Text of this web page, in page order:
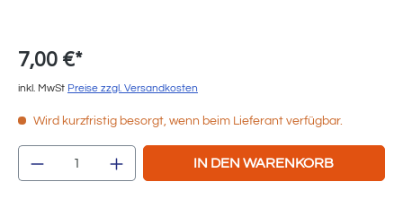
7,00 €*
inkl. MwSt Preise zzgl. Versandkosten
Wird kurzfristig besorgt, wenn beim Lieferant verfügbar.
Produkt Anzahl: Gib den gewünschten
IN DEN WARENKORB